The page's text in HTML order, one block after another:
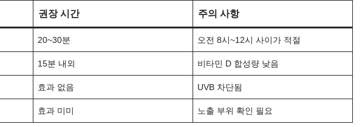
권장 시간 주의 사항
20~30분 오전 8시~12시 사이가 적절
15분 내외 비타민 D 합성량 낮음
효과 없음 UVB 차단됨
효과 미미 노출 부위 확인 필요